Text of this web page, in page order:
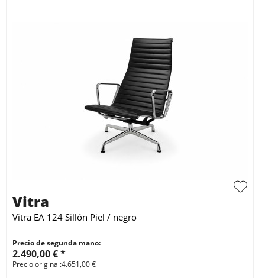
Vitra
Vitra EA 124 Sillón Piel / negro
Precio de segunda mano:
2.490,00 € *
Precio original:4.651,00 €